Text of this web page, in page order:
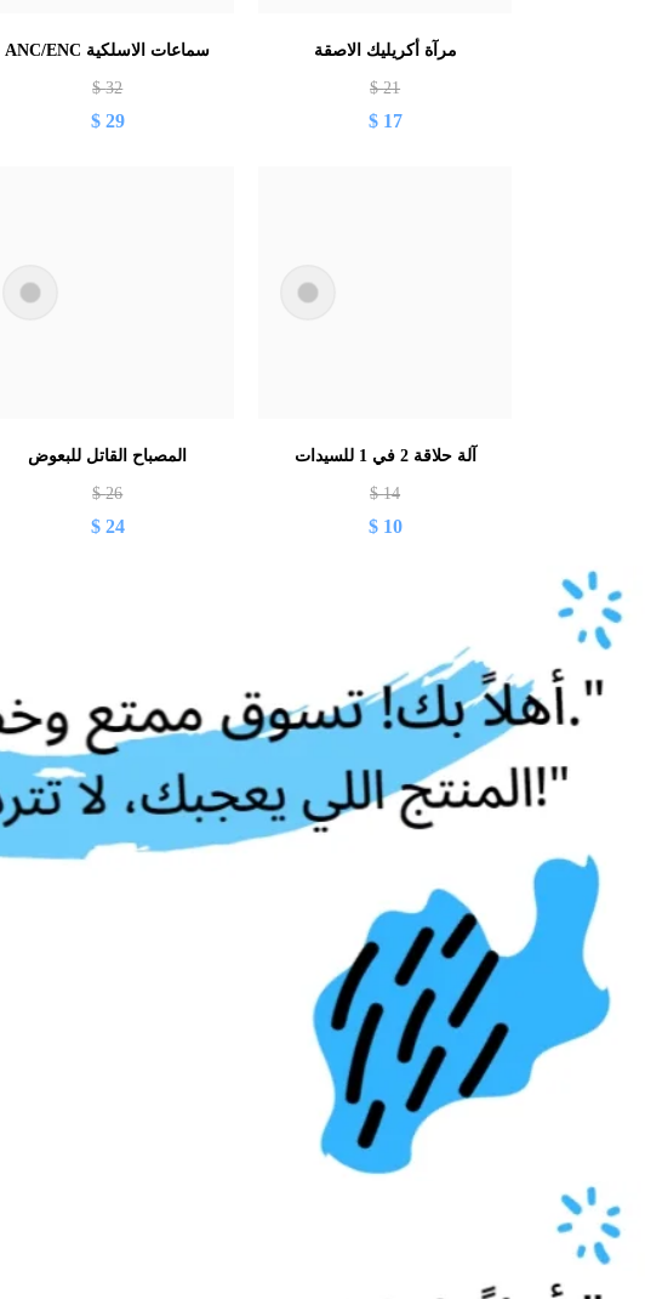
مرآة أكريليك الاصقة
21
$
17
$
سماعات الاسلكية ANC/ENC
32
$
29
$
آلة حلاقة 2 في 1 للسيدات
14
$
10
$
المصباح القاتل للبعوض
26
$
24
$